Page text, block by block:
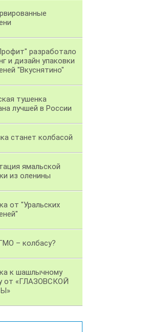
разработало
и дизайн упаковки
"Вкуснятино"
тушенка
лучшей в России
станет колбасой
ямальской
из оленины
от "Уральских
– колбасу?
к шашлычному
от «ГЛАЗОВСКОЙ